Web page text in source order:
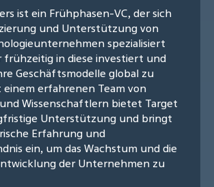
ist ein Frühphasen-VC, der sich
und Unterstützung von
spezialisiert
frühzeitig in diese investiert und
Geschäftsmodelle global zu
einem erfahrenen Team von
Wissenschaftlern bietet Target
Unterstützung und bringt
Erfahrung und
ein, um das Wachstum und die
der Unternehmen zu